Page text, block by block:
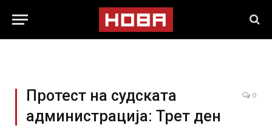
Протест на судската
администрација: Трет ден
0